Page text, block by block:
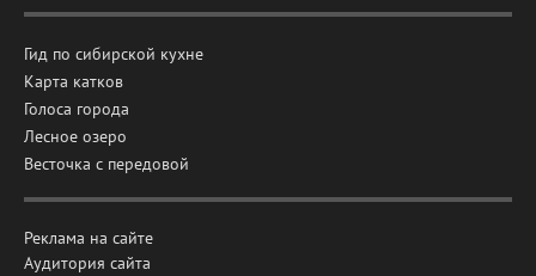
Гид по сибирской кухне
Карта катков
Голоса города
Лесное озеро
Весточка с передовой
Реклама на сайте
Аудитория сайта